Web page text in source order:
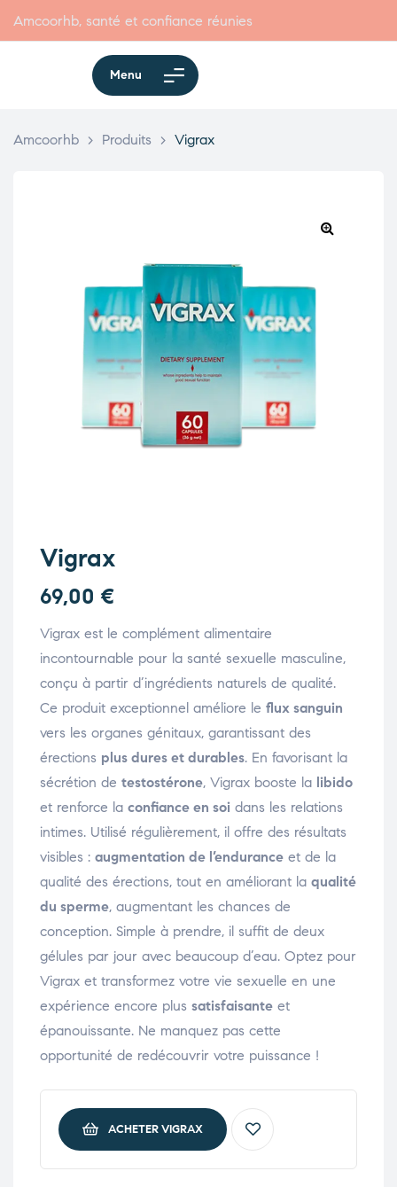
Amcoorhb, santé et confiance réunies
Menu
Amcoorhb > Produits > Vigrax
Vigrax
69,00 €
Vigrax est le complément alimentaire
incontournable pour la santé sexuelle masculine,
conçu à partir d’ingrédients naturels de qualité.
Ce produit exceptionnel améliore le flux sanguin
vers les organes génitaux, garantissant des
érections plus dures et durables. En favorisant la
sécrétion de testostérone, Vigrax booste la libido
et renforce la confiance en soi dans les relations
intimes. Utilisé régulièrement, il offre des résultats
visibles : augmentation de l’endurance et de la
qualité des érections, tout en améliorant la qualité
du sperme, augmentant les chances de
conception. Simple à prendre, il suffit de deux
gélules par jour avec beaucoup d’eau. Optez pour
Vigrax et transformez votre vie sexuelle en une
expérience encore plus satisfaisante et
épanouissante. Ne manquez pas cette
opportunité de redécouvrir votre puissance !
ACHETER VIGRAX